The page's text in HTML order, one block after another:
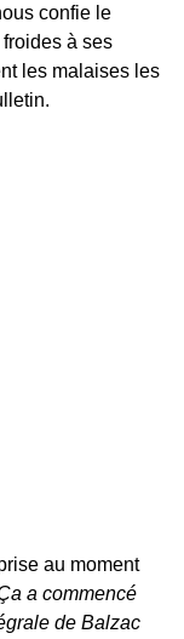
confie le
à ses
les malaises les
au moment
a commencé
de Balzac